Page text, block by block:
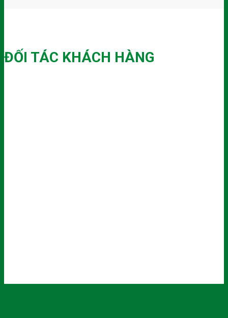
ĐỐI TÁC KHÁCH HÀNG